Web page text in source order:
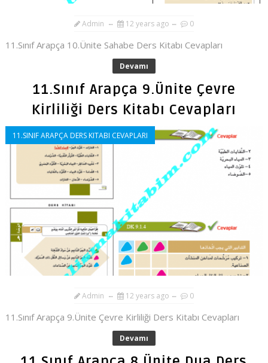
Admin 12 years ago 0
11.Sınıf Arapça 10.Ünite Sahabe Ders Kitabı Cevapları
Devamı
11.Sınıf Arapça 9.Ünite Çevre
Kirliliği Ders Kitabı Cevapları
11.SINIF ARAPÇA DERS KITABI CEVAPLARI
Admin 12 years ago 0
11.Sınıf Arapça 9.Ünite Çevre Kirliliği Ders Kitabı Cevapları
Devamı